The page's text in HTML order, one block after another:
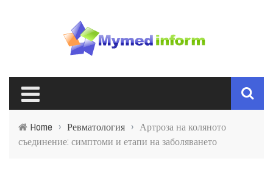
Home › Ревматология › Артроза на коляното
съединение: симптоми и етапи на заболяването